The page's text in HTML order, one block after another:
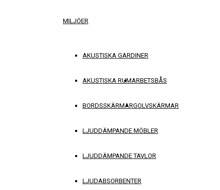
MILJÖER
AKUSTISKA GARDINER
AKUSTISKA RUMARBETSBÅS
BORDSSKÄRMARGOLVSKÄRMAR
LJUDDÄMPANDE MÖBLER
LJUDDÄMPANDE TAVLOR
LJUDABSORBENTER